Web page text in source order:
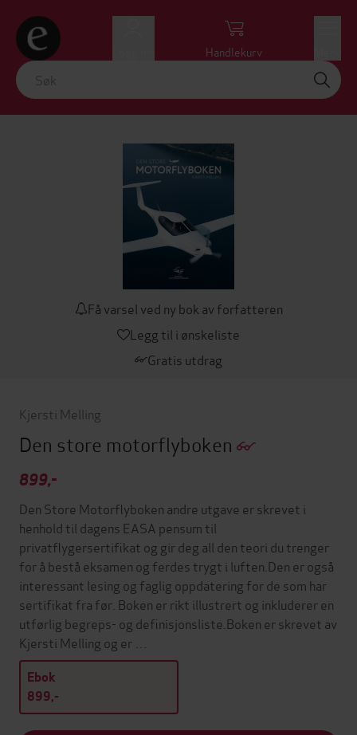
Handlekurv
Få varsel ved ny bok av forfatteren
Legg til i ønskeliste
Gratis utdrag
Kjersti Melling
Den store motorflyboken
899,-
Den Store Motorflyboken andre utgave er skrevet i
henhold til dagens EASA pensum til
privatflygersertifikat og gir deg all den teori du trenger
for å bestå eksamen og ferdes trygt i luften.Den er også
interessant lesing og faglig oppdatering for de som har
sertifikat fra før. Boken er rikt illustrert og inkluderer en
utførlig begreps- og definisjonsliste.Boken er skrevet av
Kjersti Melling og er …
Ebok
899,-